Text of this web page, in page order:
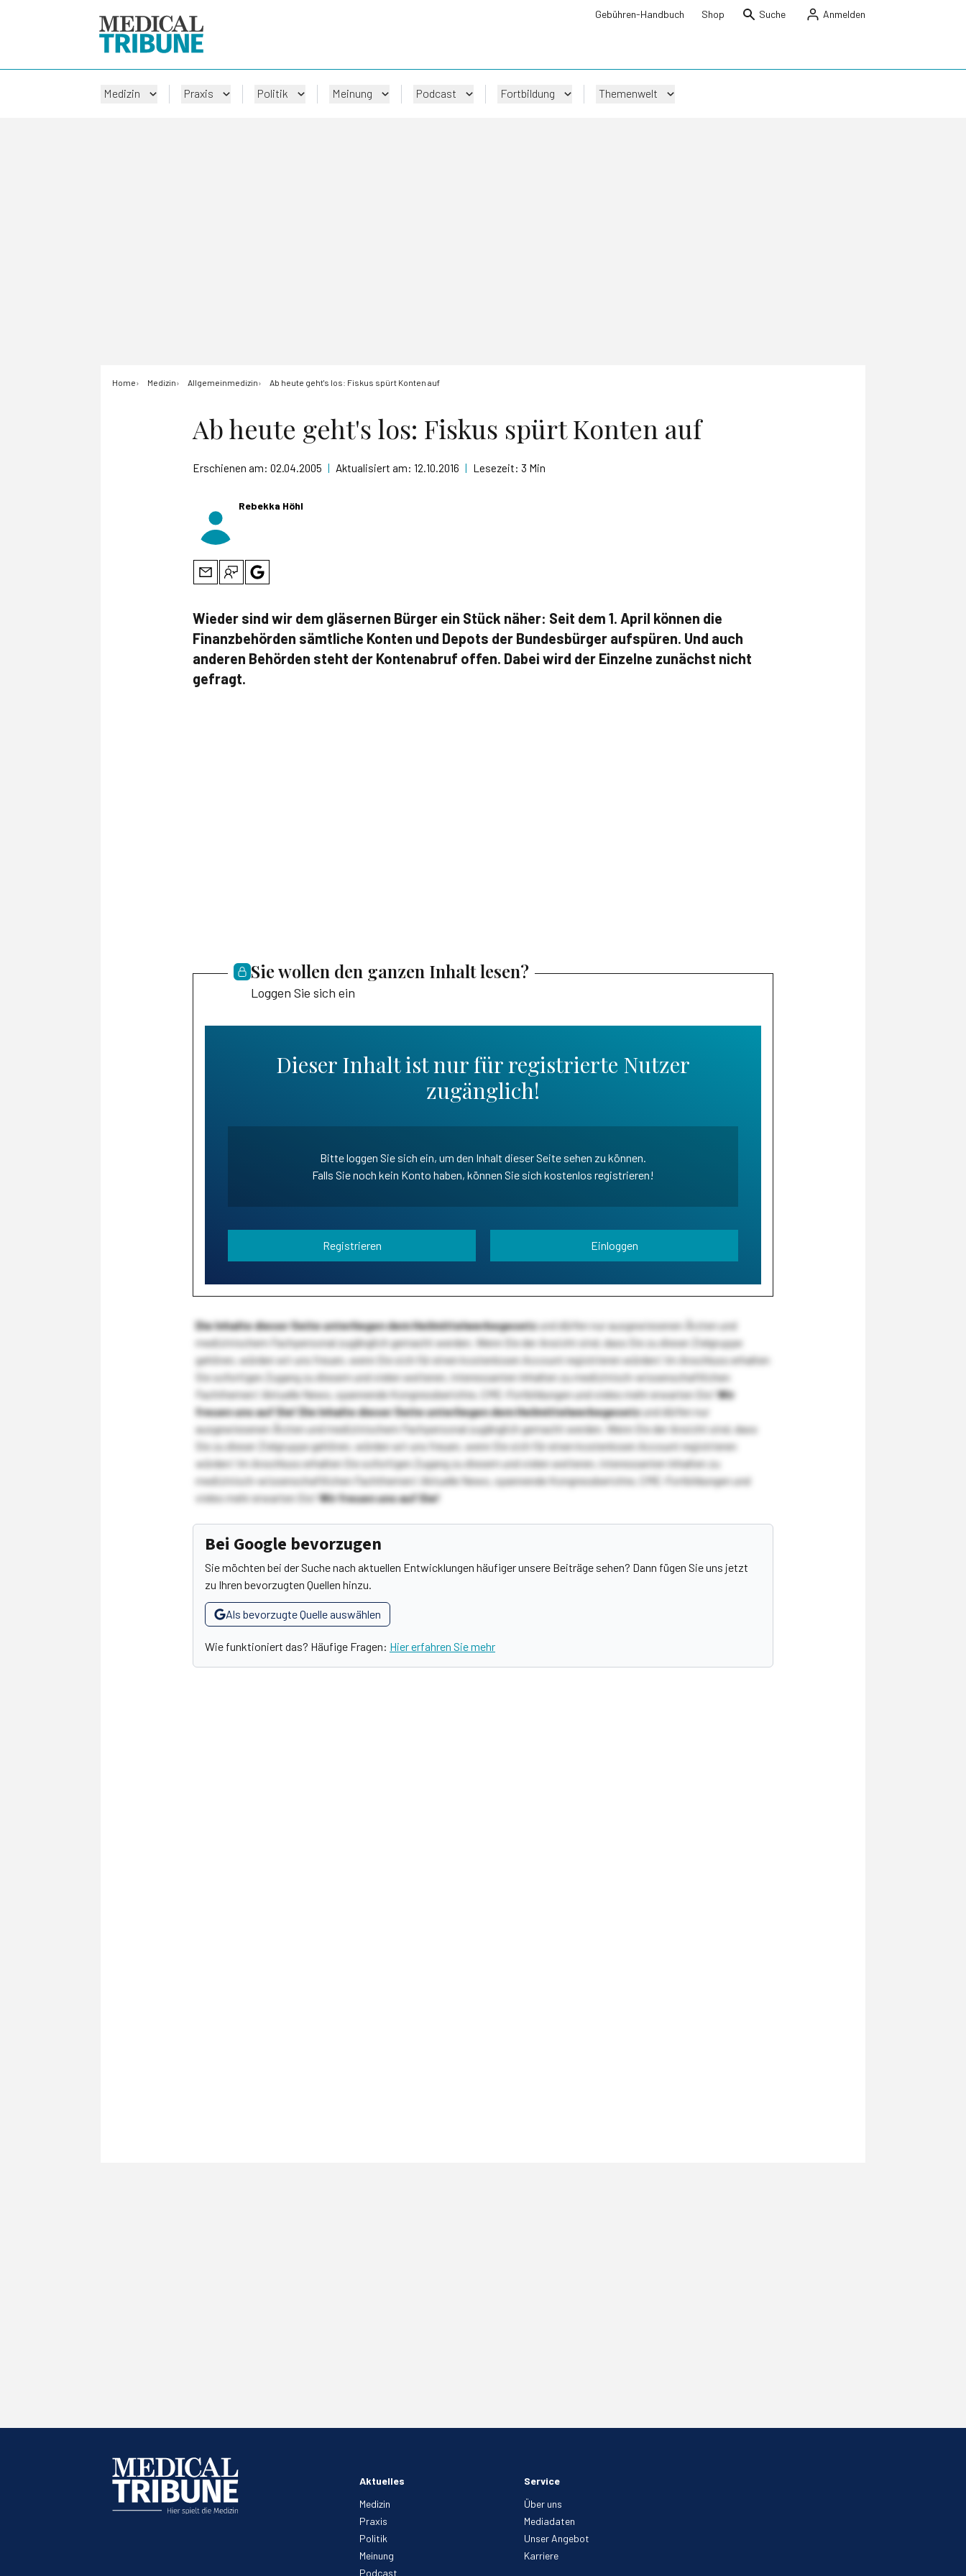
Gebühren-Handbuch Shop Suche Anmelden
Medizin Praxis Politik Meinung Podcast Fortbildung Themenwelt
Home Medizin Allgemeinmedizin Ab heute geht's los: Fiskus spürt Konten auf
Ab heute geht's los: Fiskus spürt Konten auf
Erschienen am: 02.04.2005 | Aktualisiert am: 12.10.2016 | Lesezeit: 3 Min
Rebekka Höhl
Wieder sind wir dem gläsernen Bürger ein Stück näher: Seit dem 1. April können die
Finanzbehörden sämtliche Konten und Depots der Bundesbürger aufspüren. Und auch
anderen Behörden steht der Kontenabruf offen. Dabei wird der Einzelne zunächst nicht
gefragt.
Sie wollen den ganzen Inhalt lesen?
Loggen Sie sich ein
Dieser Inhalt ist nur für registrierte Nutzer
zugänglich!
Bitte loggen Sie sich ein, um den Inhalt dieser Seite sehen zu können.
Falls Sie noch kein Konto haben, können Sie sich kostenlos registrieren!
Registrieren Einloggen
Die Inhalte dieser Seite unterliegen dem Heilmittelwerbegesetzund dürfen nur ausgewiesenen Ärzten und
medizinischem Fachpersonal zugänglich gemacht werden. Wenn Sie der Ansicht sind, dass Sie zu dieser Zielgruppe
gehören, würden wir uns freuen, wenn Sie sich für einen kostenlosen Account registrieren würden! Im Anschluss erhalten
Sie sofortigen Zugang zu diesem und vielen weiteren, interessanten Inhalten zu medizinisch-wissenschaftlichen
Fachthemen! Aktuelle News, spannende Kongressberichte, CME-Fortbildungen und vieles mehr erwarten Sie!Wir
freuen uns auf Sie!Die Inhalte dieser Seite unterliegen dem Heilmittelwerbegesetzund dürfen nur
ausgewiesenen Ärzten und medizinischem Fachpersonal zugänglich gemacht werden. Wenn Sie der Ansicht sind, dass
Sie zu dieser Zielgruppe gehören, würden wir uns freuen, wenn Sie sich für einen kostenlosen Account registrieren
würden! Im Anschluss erhalten Sie sofortigen Zugang zu diesem und vielen weiteren, interessanten Inhalten zu
medizinisch-wissenschaftlichen Fachthemen! Aktuelle News, spannende Kongressberichte, CME-Fortbildungen und
vieles mehr erwarten Sie!Wir freuen uns auf Sie!
Bei Google bevorzugen
Sie möchten bei der Suche nach aktuellen Entwicklungen häufiger unsere Beiträge sehen? Dann fügen Sie uns jetzt
zu Ihren bevorzugten Quellen hinzu.
Als bevorzugte Quelle auswählen
Wie funktioniert das? Häufige Fragen: Hier erfahren Sie mehr
Aktuelles
Medizin
Praxis
Politik
Meinung
Podcast
Service
Über uns
Mediadaten
Unser Angebot
Karriere